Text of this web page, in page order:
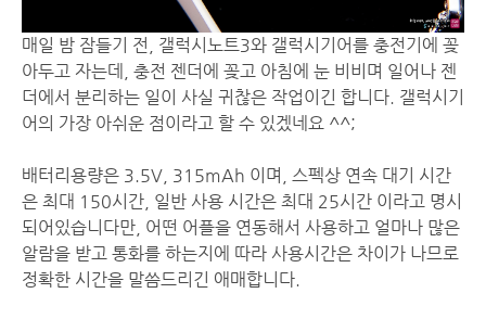
매일 밤 잠들기 전, 갤럭시노트3와 갤럭시기어를 충전기에 꽂
아두고 자는데, 충전 젠더에 꽂고 아침에 눈 비비며 일어나 젠
더에서 분리하는 일이 사실 귀찮은 작업이긴 합니다. 갤럭시기
어의 가장 아쉬운 점이라고 할 수 있겠네요 ^^;
배터리용량은 3.5V, 315mAh 이며, 스펙상 연속 대기 시간
은 최대 150시간, 일반 사용 시간은 최대 25시간 이라고 명시
되어있습니다만, 어떤 어플을 연동해서 사용하고 얼마나 많은
알람을 받고 통화를 하는지에 따라 사용시간은 차이가 나므로
정확한 시간을 말씀드리긴 애매합니다.